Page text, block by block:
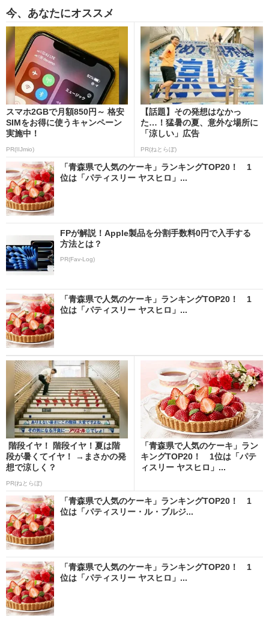
今、あなたにオススメ
スマホ2GBで月額850円～ 格安
SIMをお得に使うキャンペーン
実施中！
PR(IIJmio)
【話題】その発想はなかっ
た…！猛暑の夏、意外な場所に
「涼しい」広告
PR(ねとらぼ)
「青森県で人気のケーキ」ランキングTOP20！ 1
位は「パティスリー ヤスヒロ」...
FPが解説！Apple製品を分割手数料0円で入手する
方法とは？
PR(Fav-Log)
「青森県で人気のケーキ」ランキングTOP20！ 1
位は「パティスリー ヤスヒロ」...
階段イヤ！ 階段イヤ！夏は階
段が暑くてイヤ！ →まさかの発
想で涼しく？
PR(ねとらぼ)
「青森県で人気のケーキ」ラン
キングTOP20！ 1位は「パテ
ィスリー ヤスヒロ」...
「青森県で人気のケーキ」ランキングTOP20！ 1
位は「パティスリー・ル・ブルジ...
「青森県で人気のケーキ」ランキングTOP20！ 1
位は「パティスリー ヤスヒロ」...